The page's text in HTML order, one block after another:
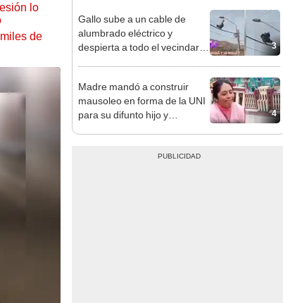
lo
de
3
Gallo sube a un cable de
alumbrado eléctrico y
despierta a todo el vecindario
4
Madre mandó a construir
mausoleo en forma de la UNI
para su difunto hijo y
culminar (la carrera)"